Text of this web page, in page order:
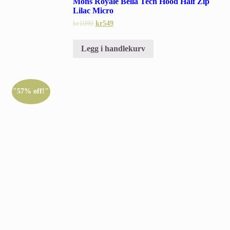
Lilac Micro
kr1099 kr549
Legg i handlekurv
"57% off!"